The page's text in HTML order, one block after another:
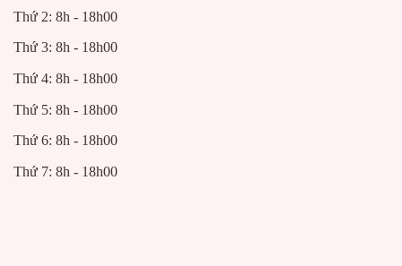
Thứ 2: 8h - 18h00
Thứ 3: 8h - 18h00
Thứ 4: 8h - 18h00
Thứ 5: 8h - 18h00
Thứ 6: 8h - 18h00
Thứ 7: 8h - 18h00